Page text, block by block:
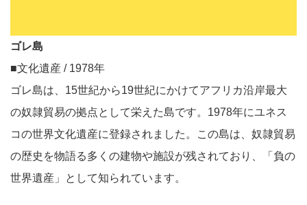
ゴレ島
■文化遺産 / 1978年
ゴレ島は、15世紀から19世紀にかけてアフリカ沿岸最大
の奴隷貿易の拠点として栄えた島です。1978年にユネス
コの世界文化遺産に登録されました。この島は、奴隷貿易
の歴史を物語る多くの建物や施設が残されており、「負の
世界遺産」として知られています。